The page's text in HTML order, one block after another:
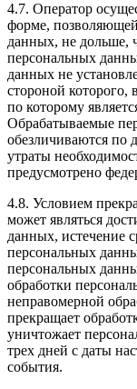
4.7. Оператор
форме,
данных, не дольше,
персональных
данных не
стороной которого,
по которому
Обрабатываемые
обезличиваются по
утраты
предусмотрено
4.8. Условием
может являться
данных, истечение
персональных
персональных
обработки
неправомерной
прекращает
уничтожает
трех дней с даты
события.